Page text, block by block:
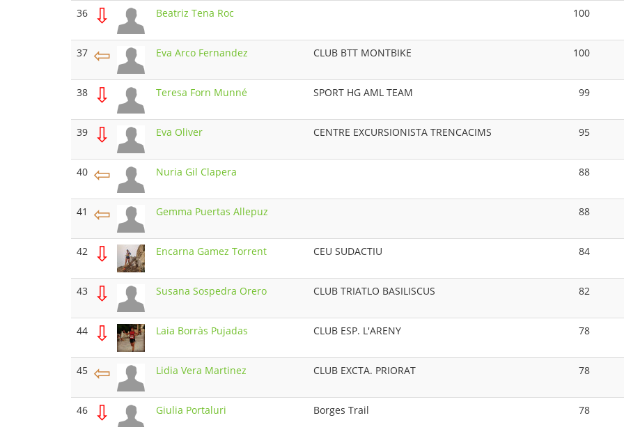
36 ⇩ Beatriz Tena Roc 100
37 ⇦ Eva Arco Fernandez CLUB BTT MONTBIKE 100
38 ⇩ Teresa Forn Munné SPORT HG AML TEAM 99
39 ⇩ Eva Oliver CENTRE EXCURSIONISTA TRENCACIMS 95
40 ⇦ Nuria Gil Clapera 88
41 ⇦ Gemma Puertas Allepuz 88
42 ⇩ Encarna Gamez Torrent CEU SUDACTIU 84
43 ⇩ Susana Sospedra Orero CLUB TRIATLO BASILISCUS 82
44 ⇩ Laia Borràs Pujadas CLUB ESP. L'ARENY 78
45 ⇦ Lidia Vera Martinez CLUB EXCTA. PRIORAT 78
46 ⇩ Giulia Portaluri Borges Trail 78